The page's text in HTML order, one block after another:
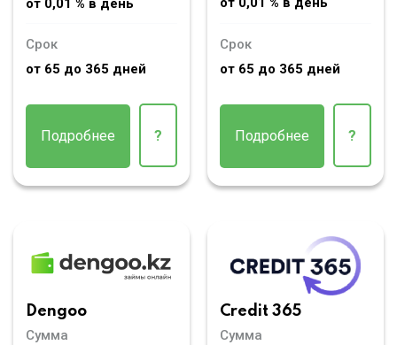
от 0,01 % в день
Срок
от 65 до 365 дней
Подробнее ?
Срок
от 65 до 365 дней
Подробнее ?
Dengoo
Сумма
Credit 365
Сумма